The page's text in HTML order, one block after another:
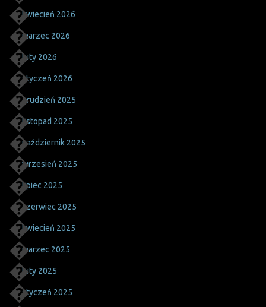
kwiecień 2026
marzec 2026
luty 2026
styczeń 2026
grudzień 2025
listopad 2025
październik 2025
wrzesień 2025
lipiec 2025
czerwiec 2025
kwiecień 2025
marzec 2025
luty 2025
styczeń 2025